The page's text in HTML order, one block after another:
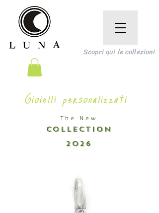
The New
COLLECTION
2026
Scopri qui le collezioni
Gioielli personalizzati